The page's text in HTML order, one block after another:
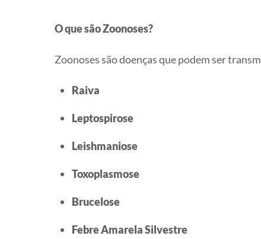
O que são Zoonoses?
Zoonoses são doenças que podem ser
Raiva
Leptospirose
Leishmaniose
Toxoplasmose
Brucelose
Febre Amarela Silvestre